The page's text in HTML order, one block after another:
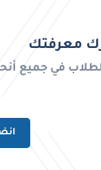
معرفتك
في جميع